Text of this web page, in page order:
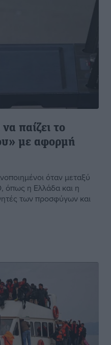
παίζει το
με αφορμή
όταν μεταξύ
η Ελλάδα και η
των προσφύγων και